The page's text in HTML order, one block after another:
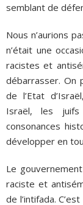
semblant de
Nous n’aurions
n’était une
racistes et
débarrasser. On
de l’Etat
Israël, les
consonances
développer en
Le
raciste et
de l’intifada.